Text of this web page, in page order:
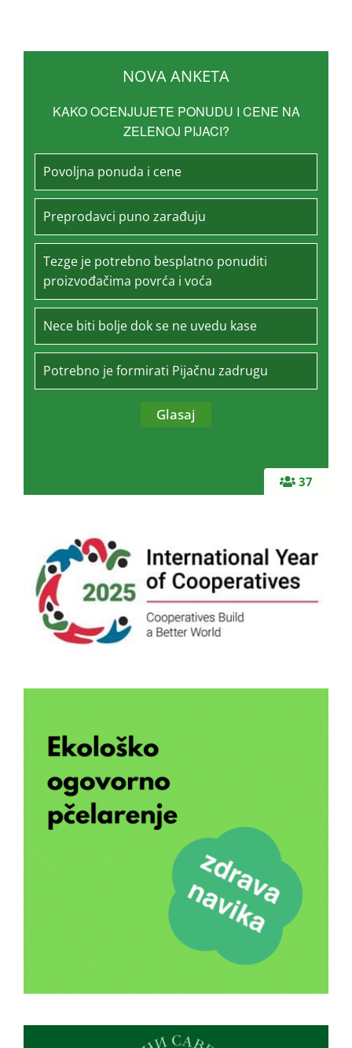
37
NOVA ANKETA
KAKO OCENJUJETE PONUDU I CENE NA
ZELENOJ PIJACI?
Povoljna ponuda i cene
Preprodavci puno zarađuju
Tezge je potrebno besplatno ponuditi
proizvođačima povrća i voća
Nece biti bolje dok se ne uvedu kase
Potrebno je formirati Pijačnu zadrugu